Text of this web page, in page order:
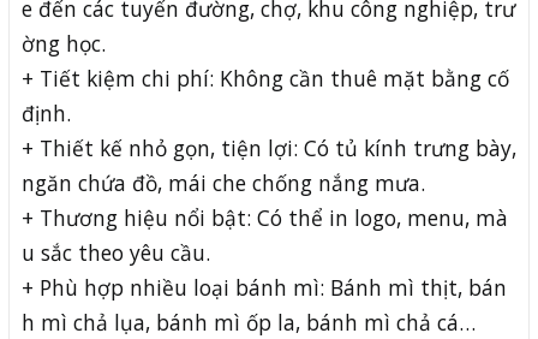
e đến các tuyến đường, chợ, khu công nghiệp, trư
ờng học.
+ Tiết kiệm chi phí: Không cần thuê mặt bằng cố
định.
+ Thiết kế nhỏ gọn, tiện lợi: Có tủ kính trưng bày,
ngăn chứa đồ, mái che chống nắng mưa.
+ Thương hiệu nổi bật: Có thể in logo, menu, mà
u sắc theo yêu cầu.
+ Phù hợp nhiều loại bánh mì: Bánh mì thịt, bán
h mì chả lụa, bánh mì ốp la, bánh mì chả cá…